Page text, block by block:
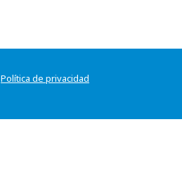
Política de privacidad